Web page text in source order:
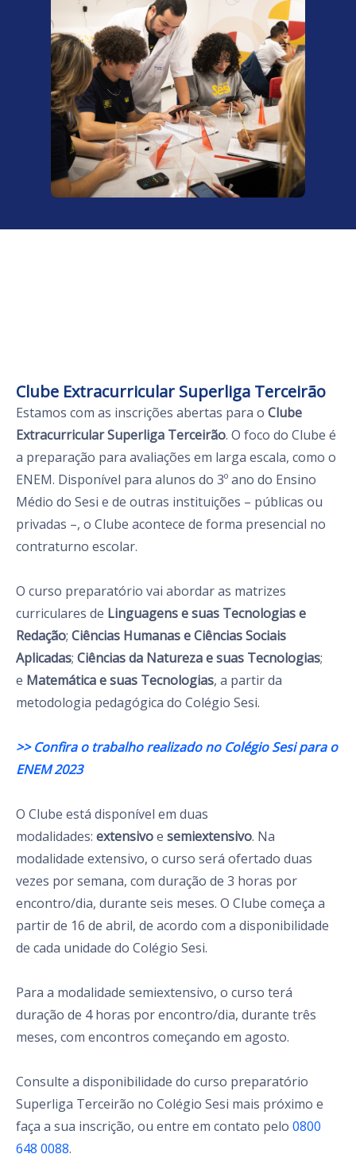
Clube Extracurricular Superliga Terceirão
Estamos com as inscrições abertas para o Clube
Extracurricular Superliga Terceirão. O foco do Clube é
a preparação para avaliações em larga escala, como o
ENEM. Disponível para alunos do 3º ano do Ensino
Médio do Sesi e de outras instituições – públicas ou
privadas –, o Clube acontece de forma presencial no
contraturno escolar.
O curso preparatório vai abordar as matrizes
curriculares de Linguagens e suas Tecnologias e
Redação; Ciências Humanas e Ciências Sociais
Aplicadas; Ciências da Natureza e suas Tecnologias;
e Matemática e suas Tecnologias, a partir da
metodologia pedagógica do Colégio Sesi.
>> Confira o trabalho realizado no Colégio Sesi para o
ENEM 2023
O Clube está disponível em duas
modalidades: extensivoe semiextensivo. Na
modalidade extensivo, o curso será ofertado duas
vezes por semana, com duração de 3 horas por
encontro/dia, durante seis meses. O Clube começa a
partir de 16 de abril, de acordo com a disponibilidade
de cada unidade do Colégio Sesi.
Para a modalidade semiextensivo, o curso terá
duração de 4 horas por encontro/dia, durante três
meses, com encontros começando em agosto.
Consulte a disponibilidade do curso preparatório
Superliga Terceirão no Colégio Sesi mais próximo e
faça a sua inscrição, ou entre em contato pelo 0800
648 0088.